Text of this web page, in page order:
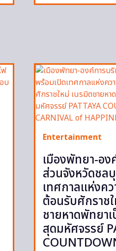
Entertainment
เมืองพัทยา-อง
ส่วนจังหวัดชล
เทศกาลแห่งค
ต้อนรับศักราช
ชายหาดพัทยา
สุดมหัศจรรย์